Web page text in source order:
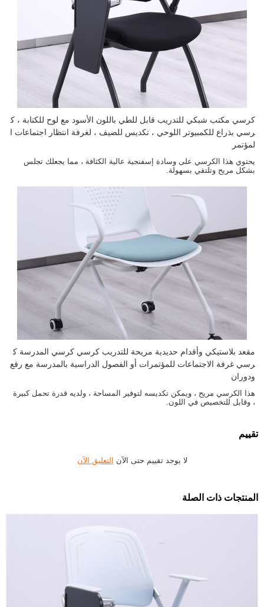
كرسي مكتب شبكي للتدريب قابل للطي باللون الأسود مع لوح للكتابة ، ك
رسي بذراع للكمبيوتر اللوحي ، تكديس للضيف ، لغرفة انتظار اجتماعات ا
لمؤتمر
يحتوي هذا الكرسي على وسادة إسفنجية عالية الكثافة ، مما يجعلك تجلس
بشكل مريح وتلتقي بسهولة.
مقعد بلاستيكي وأقدام حديدية مريحة للتدريب كرسي كرسي المدرسة ك
رسي غرفة الاجتماعات للمؤتمرات أو الفصول الدراسية بالمدرسة مع رفع
ودوران
هذا الكرسي مريح ، ويمكن تكديسه لتوفير المساحة ، ولديه قدرة تحمل كبيرة
، وقابل للتخصيص في اللون.
تقييم
لا يوجد تقييم حتى الآن التعليق الآن
المنتجات ذات الصلة